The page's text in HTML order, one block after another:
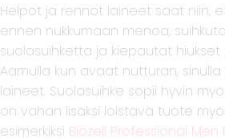
Helpot ja rennot laineet saat niin,
ennen nukkumaan menoa,
suolasuihketta ja kiepautat hiukset
Aamulla kun avaat nutturan,
laineet. Suolasuihke sopii hyvin
on vahan lisäksi loistava tuote
esimerkiksi Biozell Professional Men